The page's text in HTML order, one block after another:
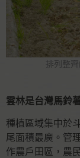
排列整
雲林是台灣馬鈴
種植區域集中於
尾面積最廣。管
作農戶田區，農